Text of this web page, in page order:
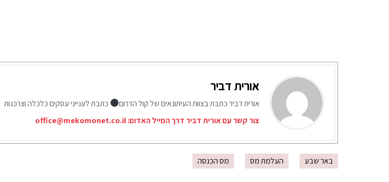
אורית דביר
אורית דביר כתבת בצוות העיתונאים של קול הדרום
כתבת לענייני עסקים כלכלה וצרכנות
צור קשר עם אורית דביר דרך המייל האדום:office@mekomonet.co.il
באר שבע העלמת מס מס הכנסה